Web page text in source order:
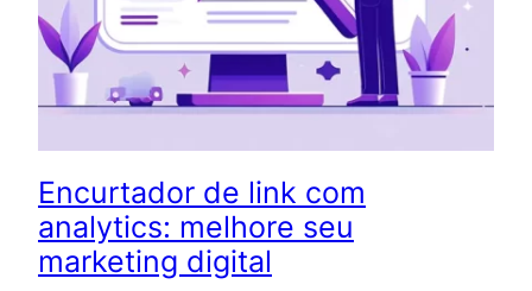
Encurtador de link com
analytics: melhore seu
marketing digital